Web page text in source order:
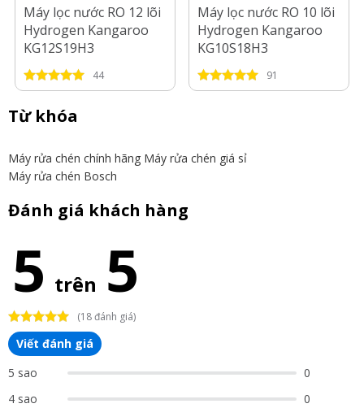
Máy lọc nước RO 12 lõi
Hydrogen Kangaroo
KG12S19H3
44
Máy lọc nước RO 10 lõi
Hydrogen Kangaroo
KG10S18H3
91
Từ khóa
Máy rửa chén chính hãng Máy rửa chén giá sỉ
Máy rửa chén Bosch
Đánh giá khách hàng
5 trên 5
(18 đánh giá)
Viết đánh giá
5 sao
0
4 sao
0